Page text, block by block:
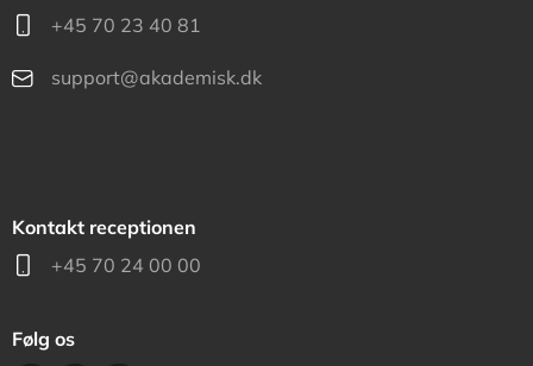
+45 70 23 40 81
support@akademisk.dk
Kontakt receptionen
+45 70 24 00 00
Følg os